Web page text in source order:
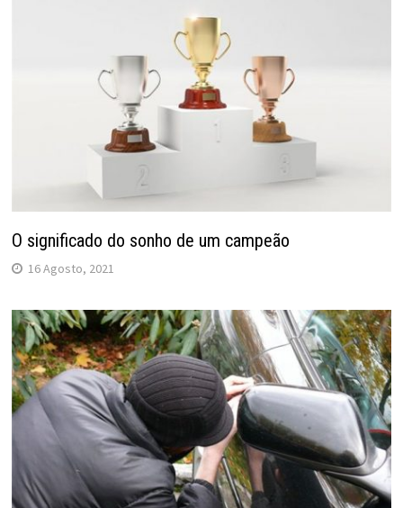
O significado do sonho de um campeão
16 Agosto, 2021